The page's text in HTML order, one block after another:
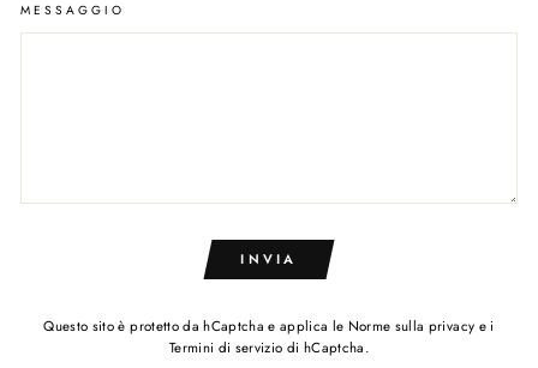
MESSAGGIO
INVIA
Questo sito è protetto da hCaptcha e applica le Norme sulla privacy e i
Termini di servizio di hCaptcha.